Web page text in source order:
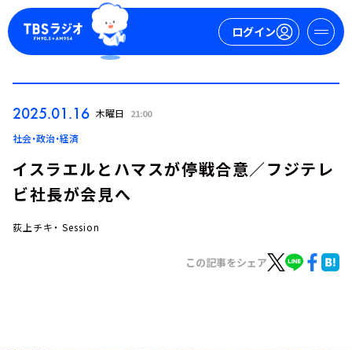
ログイン
2025.01.16 木曜日 21:00
社会・政治・経済
イスラエルとハマスが停戦合意／フジテレ
ビ社長が会見へ
荻上チキ・ Session
この記事をシェア